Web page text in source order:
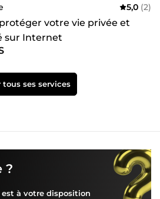
5,0 (2)
votre vie privée et
sur Internet
tous ses services
?
à votre disposition